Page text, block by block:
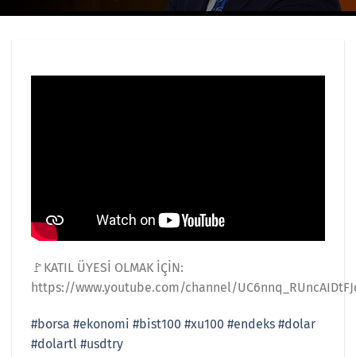
🚩KATIL ÜYESİ OLMAK İÇİN:
https://www.youtube.com/channel/
#borsa #ekonomi #bist100 #xu100 #endeks #dolar
#dolartl #usdtry